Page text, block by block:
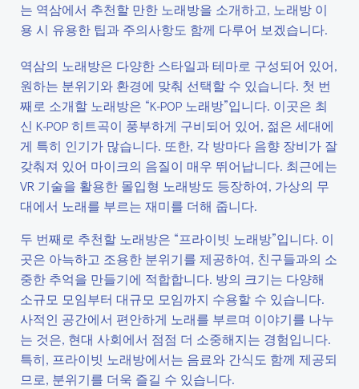
는 역삼에서 추천할 만한 노래방을 소개하고, 노래방 이
용 시 유용한 팁과 주의사항도 함께 다루어 보겠습니다.
역삼의 노래방은 다양한 스타일과 테마로 구성되어 있어,
원하는 분위기와 환경에 맞춰 선택할 수 있습니다. 첫 번
째로 소개할 노래방은 “K-POP 노래방”입니다. 이곳은 최
신 K-POP 히트곡이 풍부하게 구비되어 있어, 젊은 세대에
게 특히 인기가 많습니다. 또한, 각 방마다 음향 장비가 잘
갖춰져 있어 마이크의 음질이 매우 뛰어납니다. 최근에는
VR 기술을 활용한 몰입형 노래방도 등장하여, 가상의 무
대에서 노래를 부르는 재미를 더해 줍니다.
두 번째로 추천할 노래방은 “프라이빗 노래방”입니다. 이
곳은 아늑하고 조용한 분위기를 제공하여, 친구들과의 소
중한 추억을 만들기에 적합합니다. 방의 크기는 다양해
소규모 모임부터 대규모 모임까지 수용할 수 있습니다.
사적인 공간에서 편안하게 노래를 부르며 이야기를 나누
는 것은, 현대 사회에서 점점 더 소중해지는 경험입니다.
특히, 프라이빗 노래방에서는 음료와 간식도 함께 제공되
므로, 분위기를 더욱 즐길 수 있습니다.